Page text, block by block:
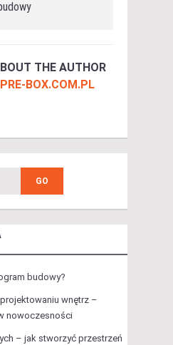
THE AUTHOR
BOX.COM.PL
budowy?
wnętrz –
nowoczesności
– jak stworzyć przestrzeń